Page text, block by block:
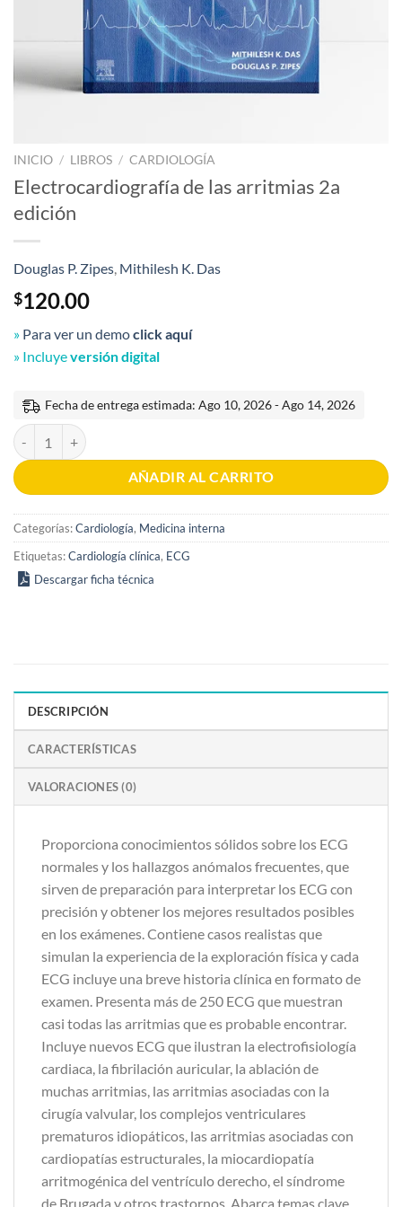
INICIO / LIBROS / CARDIOLOGÍA
Electrocardiografía de las arritmias 2a
edición
Douglas P. Zipes, Mithilesh K. Das
$120.00
» Para ver un democlick aquí
» Incluyeversión digital
Fecha de entrega estimada: Ago 10, 2026 - Ago 14, 2026
Electrocardiografía de las arritmias 2a edición cantidad
AÑADIR AL CARRITO
Categorías:Cardiología, Medicina interna
Etiquetas:Cardiología clínica, ECG
Descargar ficha técnica
DESCRIPCIÓN
CARACTERÍSTICAS
VALORACIONES (0)
Proporciona conocimientos sólidos sobre los ECG
normales y los hallazgos anómalos frecuentes, que
sirven de preparación para interpretar los ECG con
precisión y obtener los mejores resultados posibles
en los exámenes. Contiene casos realistas que
simulan la experiencia de la exploración física y cada
ECG incluye una breve historia clínica en formato de
examen. Presenta más de 250 ECG que muestran
casi todas las arritmias que es probable encontrar.
Incluye nuevos ECG que ilustran la electrofisiología
cardiaca, la fibrilación auricular, la ablación de
muchas arritmias, las arritmias asociadas con la
cirugía valvular, los complejos ventriculares
prematuros idiopáticos, las arritmias asociadas con
cardiopatías estructurales, la miocardiopatía
arritmogénica del ventrículo derecho, el síndrome
de Brugada y otros trastornos. Abarca temas clave